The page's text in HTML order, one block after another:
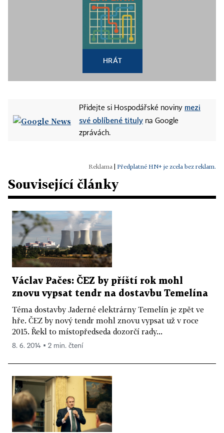
HRÁT
Přidejte si Hospodářské noviny mezi
své oblíbené tituly na Google
zprávách.
Předplatné HN+ je zcela bez reklam.
Související články
Václav Pačes: ČEZ by příští rok mohl
znovu vypsat tendr na dostavbu Temelína
Téma dostavby Jaderné elektrárny Temelín je zpět ve
hře. ČEZ by nový tendr mohl znovu vypsat už v roce
2015. Řekl to místopředseda dozorčí rady...
8. 6. 2014 ▪ 2 min. čtení